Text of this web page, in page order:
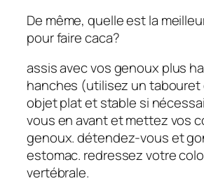
De même, quelle est la
pour faire caca?
assis avec vos genoux plus
hanches (utilisez un tabouret
objet plat et stable si
vous en avant et mettez vos
genoux. détendez-vous et
estomac. redressez votre
vertébrale.